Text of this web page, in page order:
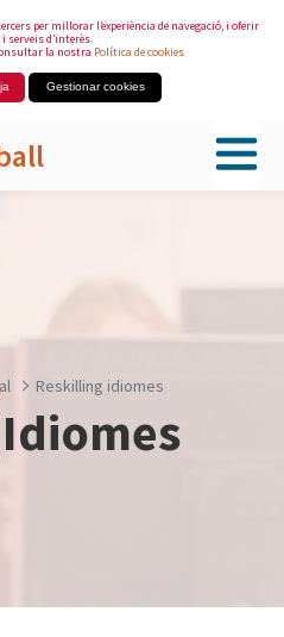
per millorar l’experiència de navegació, i oferir
serveis d’interès.
la nostra Política de cookies
Gestionar cookies
Reskilling idiomes